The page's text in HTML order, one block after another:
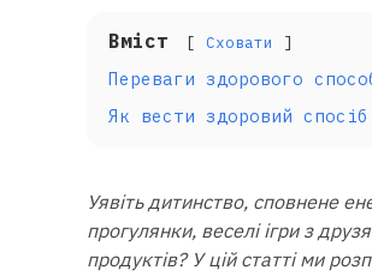
Вміст Сховати
Переваги здорового
Як вести здоровий
Уявіть дитинство, сповнене
прогулянки, веселі ігри з
продуктів? У цій статті ми